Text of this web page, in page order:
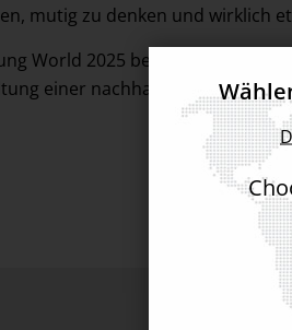
mutig zu denken und wirklich
World 2025 bekräftigt ASMPT
einer nachhaltigen Zukunft